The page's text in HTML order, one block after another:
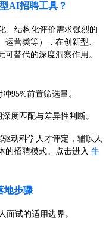
AI招聘工具？
、结构化评价需求强烈的
营类等），在创新型、
替代的深度洞察作用。
95%前置筛选量。
度匹配与差异性判断。
动科学人才评定，辅以人
的招聘模式。点击进入 牛
地步骤
试的适用边界。